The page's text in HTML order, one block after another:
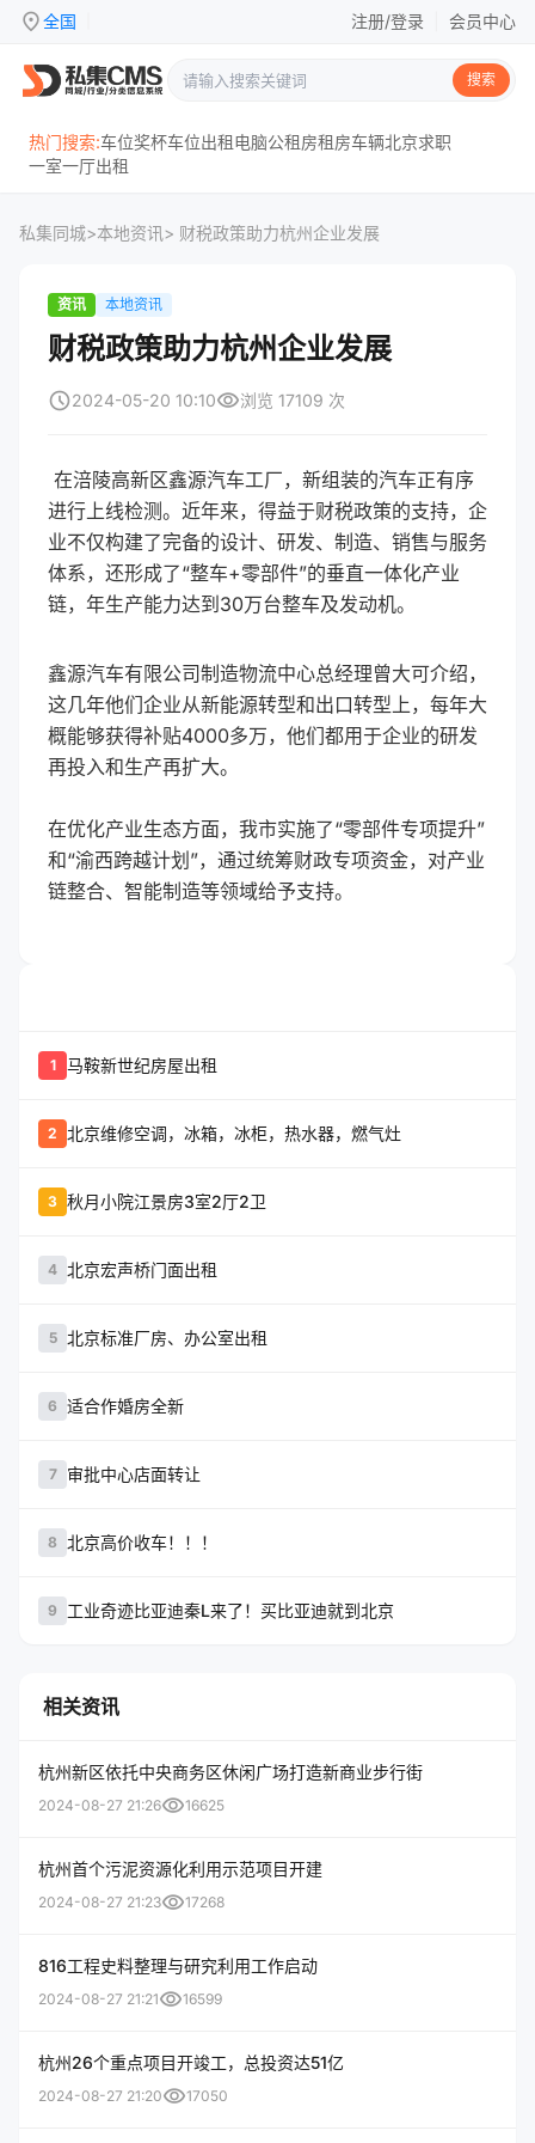
location_on全国 注册/登录 会员中心
搜索
热门搜索:车位奖杯车位出租电脑公租房租房车辆北京求职
一室一厅出租
私集同城>本地资讯> 财税政策助力杭州企业发展
资讯 本地资讯
财税政策助力杭州企业发展
schedule2024-05-20 10:10visibility浏览 17109 次
在涪陵高新区鑫源汽车工厂，新组装的汽车正有序
进行上线检测。近年来，得益于财税政策的支持，企
业不仅构建了完备的设计、研发、制造、销售与服务
体系，还形成了“整车+零部件”的垂直一体化产业
链，年生产能力达到30万台整车及发动机。
鑫源汽车有限公司制造物流中心总经理曾大可介绍，
这几年他们企业从新能源转型和出口转型上，每年大
概能够获得补贴4000多万，他们都用于企业的研发
再投入和生产再扩大。
在优化产业生态方面，我市实施了“零部件专项提升”
和“渝西跨越计划”，通过统筹财政专项资金，对产业
链整合、智能制造等领域给予支持。
1 马鞍新世纪房屋出租
2 北京维修空调，冰箱，冰柜，热水器，燃气灶
3 秋月小院江景房3室2厅2卫
4 北京宏声桥门面出租
5 北京标准厂房、办公室出租
6 适合作婚房全新
7 审批中心店面转让
8 北京高价收车！！！
9 工业奇迹比亚迪秦L来了！买比亚迪就到北京
相关资讯
杭州新区依托中央商务区休闲广场打造新商业步行街
2024-08-27 21:26visibility16625
杭州首个污泥资源化利用示范项目开建
2024-08-27 21:23visibility17268
816工程史料整理与研究利用工作启动
2024-08-27 21:21visibility16599
杭州26个重点项目开竣工，总投资达51亿
2024-08-27 21:20visibility17050